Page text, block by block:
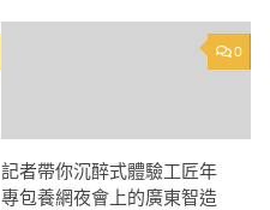
0
記者帶你沉醉式體驗工匠年
專包養網夜會上的廣東智造